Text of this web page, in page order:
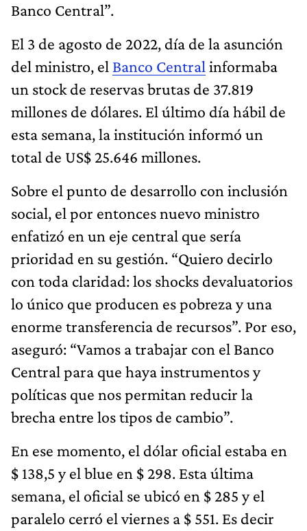
Banco Central”.
El 3 de agosto de 2022, día de la asunción
del ministro, el Banco Central informaba
un stock de reservas brutas de 37.819
millones de dólares. El último día hábil de
esta semana, la institución informó un
total de US$ 25.646 millones.
Sobre el punto de desarrollo con inclusión
social, el por entonces nuevo ministro
enfatizó en un eje central que sería
prioridad en su gestión. “Quiero decirlo
con toda claridad: los shocks devaluatorios
lo único que producen es pobreza y una
enorme transferencia de recursos”. Por eso,
aseguró: “Vamos a trabajar con el Banco
Central para que haya instrumentos y
políticas que nos permitan reducir la
brecha entre los tipos de cambio”.
En ese momento, el dólar oficial estaba en
$ 138,5 y el blue en $ 298. Esta última
semana, el oficial se ubicó en $ 285 y el
paralelo cerró el viernes a $ 551. Es decir